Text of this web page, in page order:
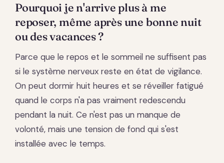
Pourquoi je n'arrive plus à me
reposer, même après une bonne nuit
ou des vacances ?
Parce que le repos et le sommeil ne suffisent pas
si le système nerveux reste en état de vigilance.
On peut dormir huit heures et se réveiller fatigué
quand le corps n'a pas vraiment redescendu
pendant la nuit. Ce n'est pas un manque de
volonté, mais une tension de fond qui s'est
installée avec le temps.